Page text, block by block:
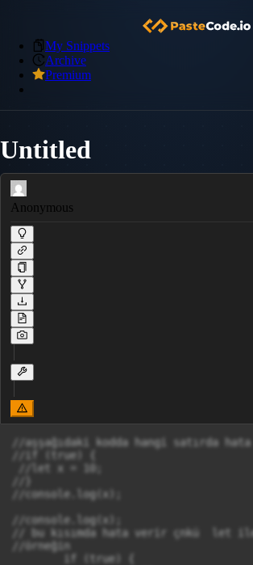
My Snippets
Archive
Premium
Untitled
Anonymous
//aşşağıdaki kodda hangi satırda
//if (true) {
//let x = 10;
//console.log(x);
//console.log(x);
// bu kısımda hata verir çnkü  let
//örneğin
        if (true) {